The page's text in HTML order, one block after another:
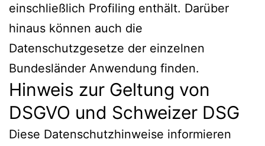
einschließlich Profiling enthält. Darüber
hinaus können auch die
Datenschutzgesetze der einzelnen
Bundesländer Anwendung finden.
Hinweis zur Geltung von
DSGVO und Schweizer DSG
Diese Datenschutzhinweise informieren